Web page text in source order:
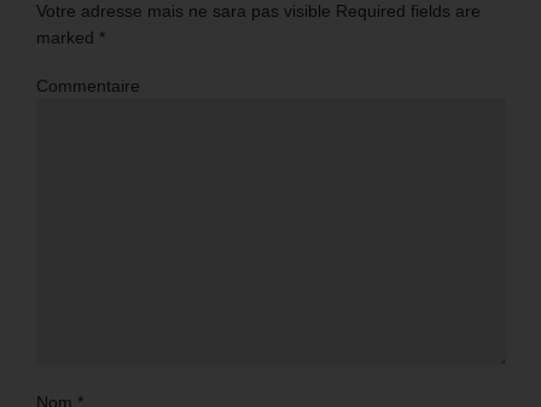
Votre adresse mais ne sara pas visible Required fields are
marked *
Commentaire
Nom *